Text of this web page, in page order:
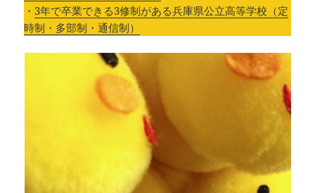
・ 3年で卒業できる3修制がある兵庫県公立高等学校（定
時制・多部制・通信制）